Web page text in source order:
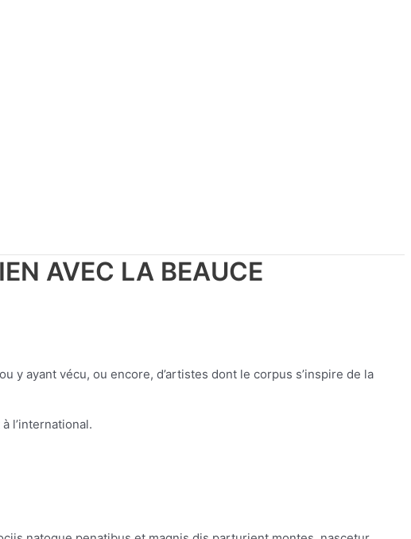
AVEC LA BEAUCE
ayant vécu, ou encore, d’artistes dont le corpus s’inspire de la
l’international.